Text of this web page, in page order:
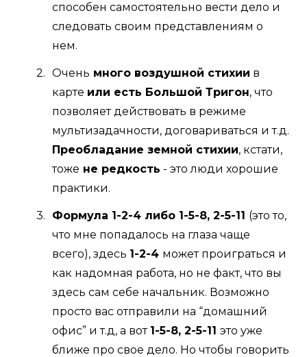
способен самостоятельно вести дело и
следовать своим представлениям о
нем.
Очень много воздушной стихии в
карте или есть Большой Тригон, что
позволяет действовать в режиме
мультизадачности, договариваться и т.д.
Преобладание земной стихии, кстати,
тоже не редкость - это люди хорошие
практики.
Формула 1-2-4 либо 1-5-8, 2-5-11 (это то,
что мне попадалось на глаза чаще
всего), здесь 1-2-4 может проиграться и
как надомная работа, но не факт, что вы
здесь сам себе начальник. Возможно
просто вас отправили на “домашний
офис” и т.д, а вот 1-5-8, 2-5-11 это уже
ближе про свое дело. Но чтобы говорить